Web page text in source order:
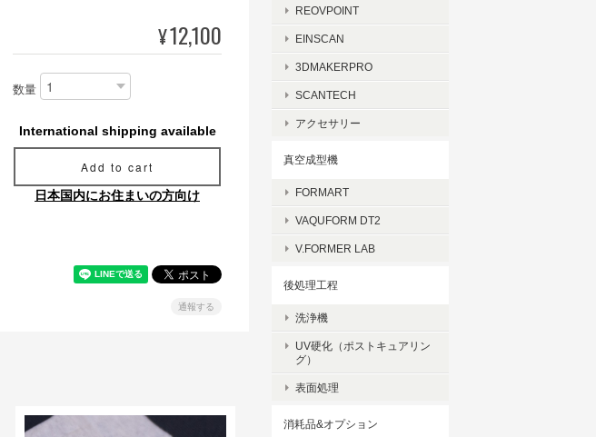
¥12,100
数量
International shipping available
Add to cart
日本国内にお住まいの方向け
通報する
REOVPOINT
EINSCAN
3DMAKERPRO
SCANTECH
アクセサリー
真空成型機
FORMART
VAQUFORM DT2
V.FORMER LAB
後処理工程
洗浄機
UV硬化（ポストキュアリン
グ）
表面処理
消耗品&オプション